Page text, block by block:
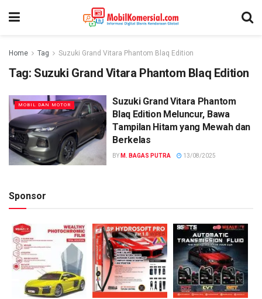
Home Tag Suzuki Grand Vitara Phantom Blaq Edition
Tag: Suzuki Grand Vitara Phantom Blaq Edition
MOBIL DAN MOTOR
Suzuki Grand Vitara Phantom
Blaq Edition Meluncur, Bawa
Tampilan Hitam yang Mewah dan
Berkelas
BY M. BAGAS PUTRA 13/08/2025
Sponsor